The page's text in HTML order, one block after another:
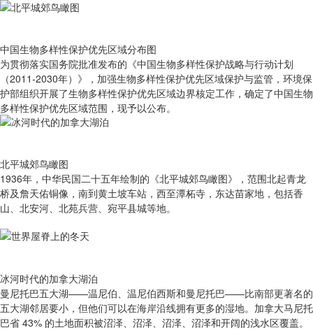
中国生物多样性保护优先区域分布图
为贯彻落实国务院批准发布的《中国生物多样性保护战略与行动计划
（2011-2030年）》，加强生物多样性保护优先区域保护与监管，环境保
护部组织开展了生物多样性保护优先区域边界核定工作，确定了中国生物
多样性保护优先区域范围，现予以公布。
北平城郊鸟瞰图
1936年，中华民国二十五年绘制的《北平城郊鸟瞰图》，范围北起青龙
桥及詹天佑铜像，南到黄土坡车站，西至潭柘寺，东达苗家地，包括香
山、北安河、北苑兵营、宛平县城等地。
冰河时代的加拿大湖泊
曼尼托巴五大湖——温尼伯、温尼伯西斯和曼尼托巴——比南部更著名的
五大湖邻居要小，但他们可以在海岸沿线拥有更多的湿地。加拿大马尼托
巴省 43% 的土地面积被沼泽、沼泽、沼泽、沼泽和开阔的浅水区覆盖。